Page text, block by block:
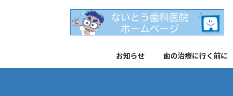
へ
ョ
お知らせ 歯の治療に行く前に